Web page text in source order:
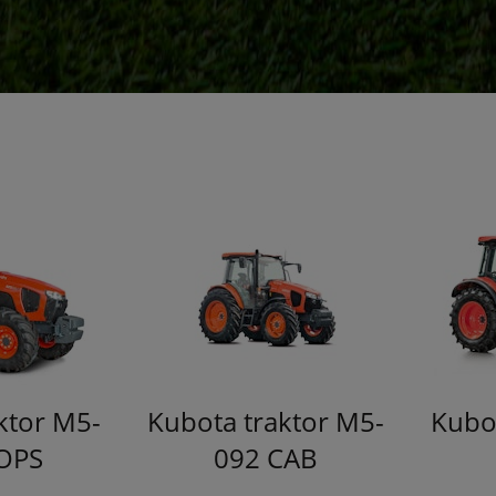
M5-
Kubota traktor M5-
092 CAB